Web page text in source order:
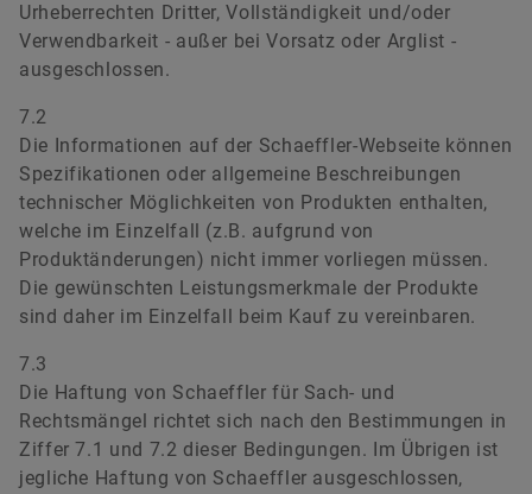
Urheberrechten Dritter, Vollständigkeit und/oder
Verwendbarkeit - außer bei Vorsatz oder Arglist -
ausgeschlossen.
7.2
Die Informationen auf der Schaeffler-Webseite können
Spezifikationen oder allgemeine Beschreibungen
technischer Möglichkeiten von Produkten enthalten,
welche im Einzelfall (z.B. aufgrund von
Produktänderungen) nicht immer vorliegen müssen.
Die gewünschten Leistungsmerkmale der Produkte
sind daher im Einzelfall beim Kauf zu vereinbaren.
7.3
Die Haftung von Schaeffler für Sach- und
Rechtsmängel richtet sich nach den Bestimmungen in
Ziffer 7.1 und 7.2 dieser Bedingungen. Im Übrigen ist
jegliche Haftung von Schaeffler ausgeschlossen,